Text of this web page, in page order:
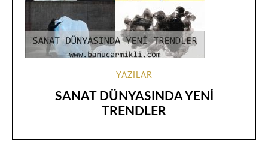
YAZILAR
SANAT DÜNYASINDA YENİ
TRENDLER